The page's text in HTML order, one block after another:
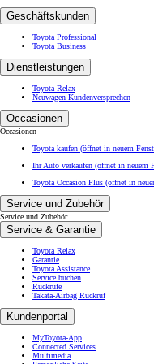
Prius
PLUG-IN HYBRID
Geschäftskunden
Toyota Professional
Toyota Business
Dienstleistungen
Toyota Relax
Neuwagen Kundenversprechen
Occasionen
Occasionen
Toyota kaufen (öffnet in neuem
Ihr Auto verkaufen (öffnet in neuem
Toyota Occasion Plus (öffnet in
Service und Zubehör
Service und Zubehör
Service & Garantie
Toyota Relax
Garantie
Toyota Assistance
Service buchen
Rückrufe
Takata-Airbag Rückruf
Kundenportal
MyToyota-App
Connected Services
Multimedia